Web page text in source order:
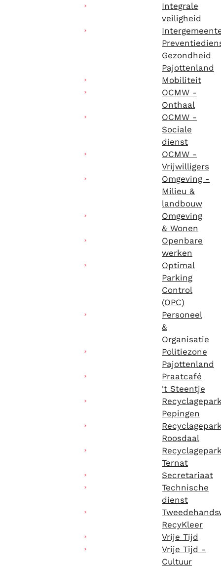
Integrale
veiligheid
Gezondheid
Pajottenland
Mobiliteit
OCMW -
Onthaal
OCMW -
Sociale
dienst
OCMW -
Vrijwilligers
Omgeving -
Milieu &
landbouw
Omgeving
& Wonen
Openbare
werken
Optimal
Parking
Control
(OPC)
Personeel
&
Organisatie
Politiezone
Pajottenland
Praatcafé
't Steentje
Pepingen
Roosdaal
Ternat
Secretariaat
Technische
dienst
RecyKleer
Vrije Tijd
Vrije Tijd -
Cultuur